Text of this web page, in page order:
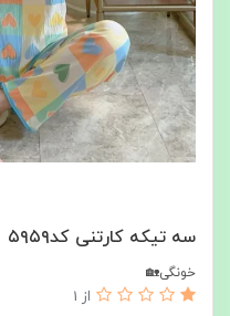
سه تیکه کارتنی کد۵۹۵۹
خونگی🏡
از 1